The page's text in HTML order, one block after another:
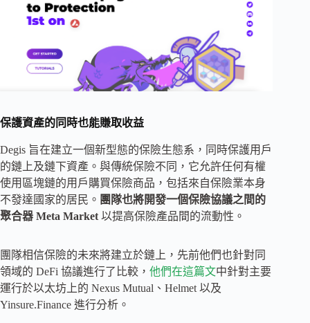
保護資產的同時也能賺取收益
Degis 旨在建立一個新型態的保險生態系，同時保護用戶
的鏈上及鏈下資產。與傳統保險不同，它允許任何有權
使用區塊鏈的用戶購買保險商品，包括來自保險業本身
不發達國家的居民。 團隊也將開發一個保險協議之間的
聚合器 Meta Market 以提高保險產品間的流動性。
團隊相信保險的未來將建立於鏈上，先前他們也針對同
領域的 DeFi 協議進行了比較， 他們在這篇文中針對主要
運行於以太坊上的 Nexus Mutual、Helmet 以及
Yinsure.Finance 進行分析。